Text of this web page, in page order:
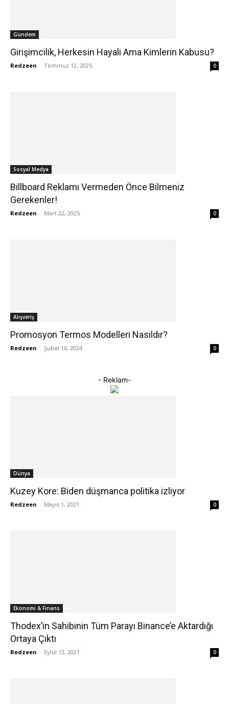
Gündem
Girişimcilik, Herkesin Hayali Ama Kimlerin Kabusu?
Redzeen - Temmuz 12, 2025 0
Sosyal Medya
Billboard Reklamı Vermeden Önce Bilmeniz
Gerekenler!
Redzeen - Mart 22, 2025 0
Alışveriş
Promosyon Termos Modelleri Nasıldır?
Redzeen - Şubat 16, 2024 0
- Reklam-
Dünya
Kuzey Kore: Biden düşmanca politika izliyor
Redzeen - Mayıs 1, 2021 0
Ekonomi & Finans
Thodex’in Sahibinin Tüm Parayı Binance’e Aktardığı
Ortaya Çıktı
Redzeen - Eylül 13, 2021 0